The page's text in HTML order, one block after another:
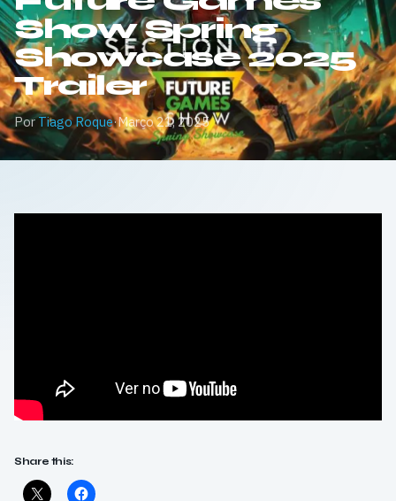
Show Spring
Showcase 2025
Trailer
PorTiago Roque·Março 21, 2025
Share this: